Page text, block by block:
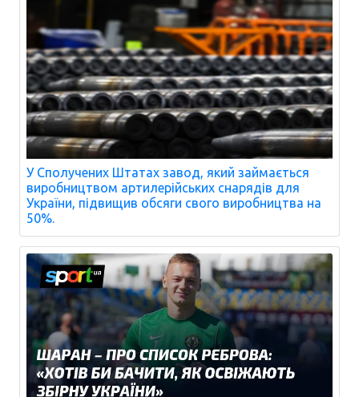
У Сполучених Штатах завод, який займається
виробництвом артилерійських снарядів для
України, підвищив обсяги свого виробництва на
50%.